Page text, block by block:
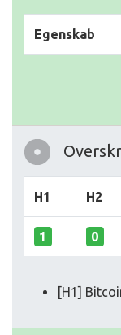
Egenskab
H1 H2
1 0
[H1]